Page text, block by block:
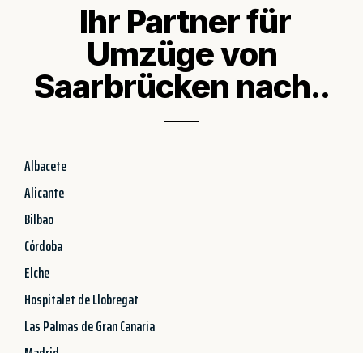
Ihr Partner für
Umzüge von
Saarbrücken nach..
Albacete
Alicante
Bilbao
Córdoba
Elche
Hospitalet de Llobregat
Las Palmas de Gran Canaria